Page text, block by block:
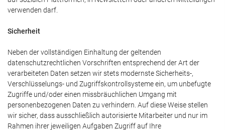
verwenden darf.
Sicherheit
Neben der vollständigen Einhaltung der geltenden
datenschutzrechtlichen Vorschriften entsprechend der Art der
verarbeiteten Daten setzen wir stets modernste Sicherheits-,
Verschlüsselungs- und Zugriffskontrollsysteme ein, um unbefugte
Zugriffe und/oder einen missbräuchlichen Umgang mit
personenbezogenen Daten zu verhindern. Auf diese Weise stellen
wir sicher, dass ausschließlich autorisierte Mitarbeiter und nur im
Rahmen ihrer jeweiligen Aufgaben Zugriff auf Ihre